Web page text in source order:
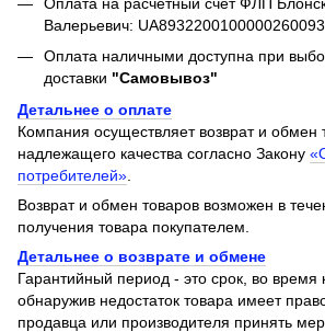
Валерьевич:
Оплата наличными доступна при
доставки "Самовывоз"
Детальнее о оплате
Компания осуществляет возврат и обмен
надлежащего качества согласно Закону
потребителей»
Возврат и обмен товаров возможен в
получения товара покупателем.
Детальнее о возврате и обмене
Гарантийный период - это срок, во время
обнаружив недостаток товара имеет
продавца или производителя принять